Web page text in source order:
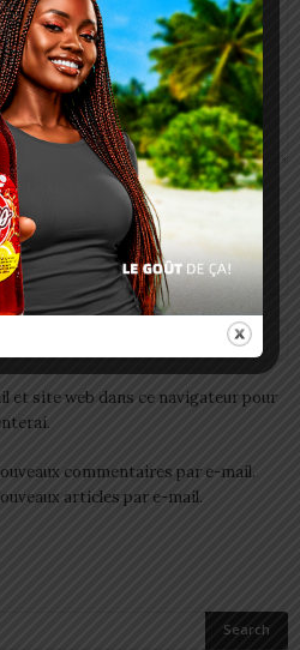
et site web dans ce navigateur pour
commentaires par e-mail.
articles par e-mail.